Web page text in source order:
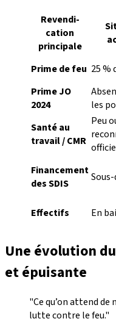
Revendi­
cation
principale
Prime de feu 25 %
Prime JO
2024
les
Santé au
travail / CMR
Peu
Financement
des SDIS
Effectifs
En
Une évolution
et épuisante
"Ce qu’on attend de
lutte contre le feu."